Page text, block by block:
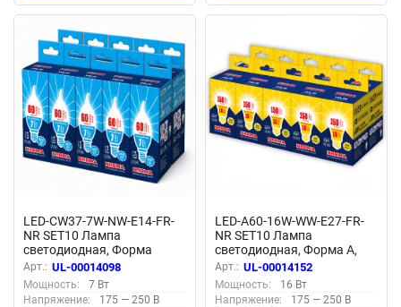
LED-CW37-7W-NW-E14-FR-
NR SET10 Лампа
светодиодная, Форма
свеча на ветру, матовая,
Серия Norma, Белый свет
4000K, Упаковка 10 штук
Арт.: UL-00014098
Мощность:
7 Вт
Напряжение:
175 — 250 В
LED-A60-16W-WW-E27-FR-
NR SET10 Лампа
светодиодная, Форма A,
матовая, Серия Norma,
Теплый белый свет 3000K,
Упаковка 10 штук
Арт.: UL-00014152
Мощность:
16 Вт
Напряжение:
175 — 250 В